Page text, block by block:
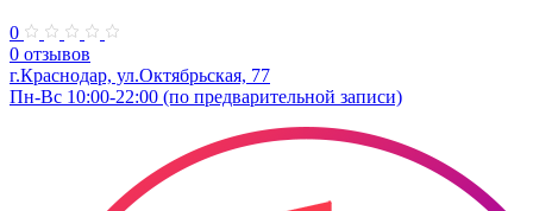
0
0 отзывов
г.Краснодар, ул.Октябрьская, 77
Пн-Вс 10:00-22:00 (по предварительной записи)